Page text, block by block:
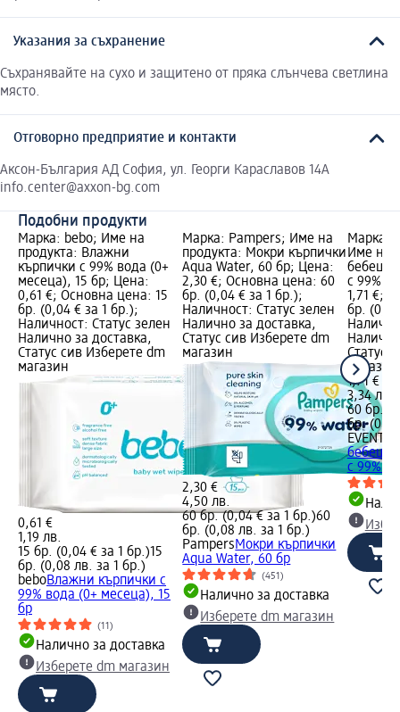
Указания за съхранение
Съхранявайте на сухо и защитено от пряка слънчева светлина
място.
Отговорно предприятие и контакти
Аксон-България АД София, ул. Георги Караславов 14А
info.center@axxon-bg.com
Подобни продукти
Марка: bebo; Име на
продукта: Влажни
кърпички с 99% вода (0+
месеца), 15 бр; Цена:
0,61 €; Основна цена: 15
бр. (0,04 € за 1 бр.);
Наличност: Статус зелен
Налично за доставка,
Статус сив Изберете dm
магазин
0,61 €
1,19 лв.
15 бр. (0,04 € за 1 бр.)15
бр. (0,08 лв. за 1 бр.)
beboВлажни кърпички с
99% вода (0+ месеца), 15
бр
(11)
Налично за доставка
Изберете dm магазин
Марка: Pampers; Име на
продукта: Мокри кърпички
Aqua Water, 60 бр; Цена:
2,30 €; Основна цена: 60
бр. (0,04 € за 1 бр.);
Наличност: Статус зелен
Налично за доставка,
Статус сив Изберете dm
магазин
2,30 €
4,50 лв.
60 бр. (0,04 € за 1 бр.)60
бр. (0,08 лв. за 1 бр.)
PampersМокри кърпички
Aqua Water, 60 бр
(451)
Налично за доставка
Изберете dm магазин
Марка:
Име на
с 99%
1,71 €;
бр.
Статус
магазин
1,71 €
3,34 лв.
60 бр.
бр.
EVENT
с 99%